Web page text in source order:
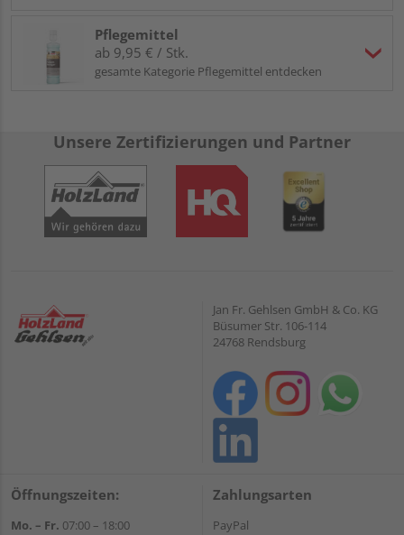
Pflegemittel
ab 9,95 € / Stk.
gesamte Kategorie Pflegemittel entdecken
Unsere Zertifizierungen und Partner
Jan Fr. Gehlsen GmbH & Co. KG
Büsumer Str. 106-114
24768 Rendsburg
Öffnungszeiten:
Mo. – Fr. 07:00 – 18:00
Zahlungsarten
PayPal